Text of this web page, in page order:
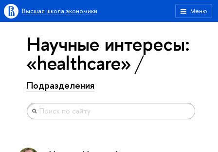
Меню
Высшая школа экономики
Научные интересы:
«healthcare»
Подразделения